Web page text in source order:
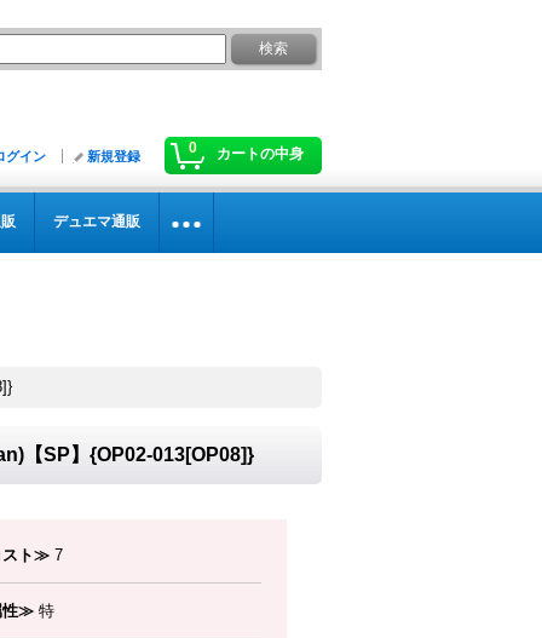
0 カートの中身
グイン 新規登録
デュエマ通販
【SP】{OP02-013[OP08]}
ト≫ 7
≫ 特